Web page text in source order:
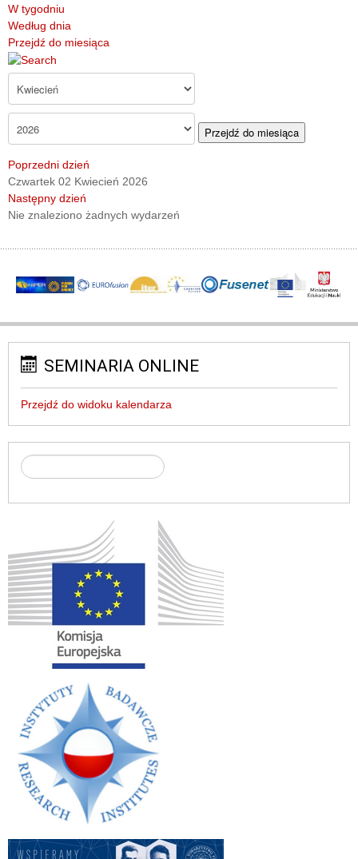
W tygodniu
Według dnia
Przejdź do miesiąca
Przejdź do miesiąca
Poprzedni dzień
Czwartek 02 Kwiecień 2026
Następny dzień
Nie znaleziono żadnych wydarzeń
SEMINARIA ONLINE
Przejdź do widoku kalendarza